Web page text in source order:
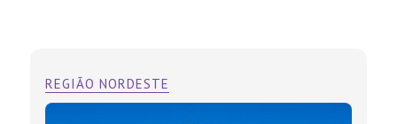
REGIÃO NORDESTE